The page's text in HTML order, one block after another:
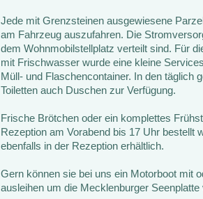
Jede mit Grenzsteinen ausgewiesene
am Fahrzeug auszufahren. Die
dem Wohnmobilstellplatz verteilt sind. Für
mit Frischwasser wurde eine kleine
Müll- und Flaschencontainer. In den täglich
Toiletten auch Duschen zur Verfügung.
Frische Brötchen oder ein komplettes
Rezeption am Vorabend bis 17 Uhr bestellt
ebenfalls in der Rezeption erhältlich.
Gern können sie bei uns ein Motorboot mit
ausleihen um die Mecklenburger